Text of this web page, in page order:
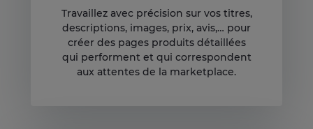
Travaillez avec précision sur vos titres,
descriptions, images, prix, avis,… pour
créer des pages produits détaillées
qui performent et qui correspondent
aux attentes de la marketplace.